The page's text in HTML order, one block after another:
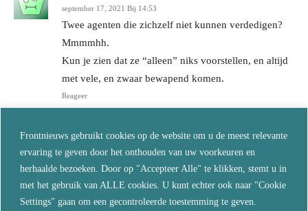
Frontnieuws gebruikt cookies op de website om u de meest relevante
ervaring te geven door het onthouden van uw voorkeuren en
herhaalde bezoeken. Door op "Accepteer Alle" te klikken, stemt u in
met het gebruik van ALLE cookies. U kunt echter ook naar "Cookie
Settings" gaan om een gecontroleerde toestemming te geven.
september 17, 2021 Bij 14:53
Twee agenten die zichzelf niet kunnen verdedigen?
Mmmmhh.
Kun je zien dat ze “alleen” niks voorstellen, en altijd
met vele, en zwaar bewapend komen.
Reageer
Greengo
september 17, 2021 Bij 15:00
Ze hebben niet voor niets hun pakjes aan.
Reageer